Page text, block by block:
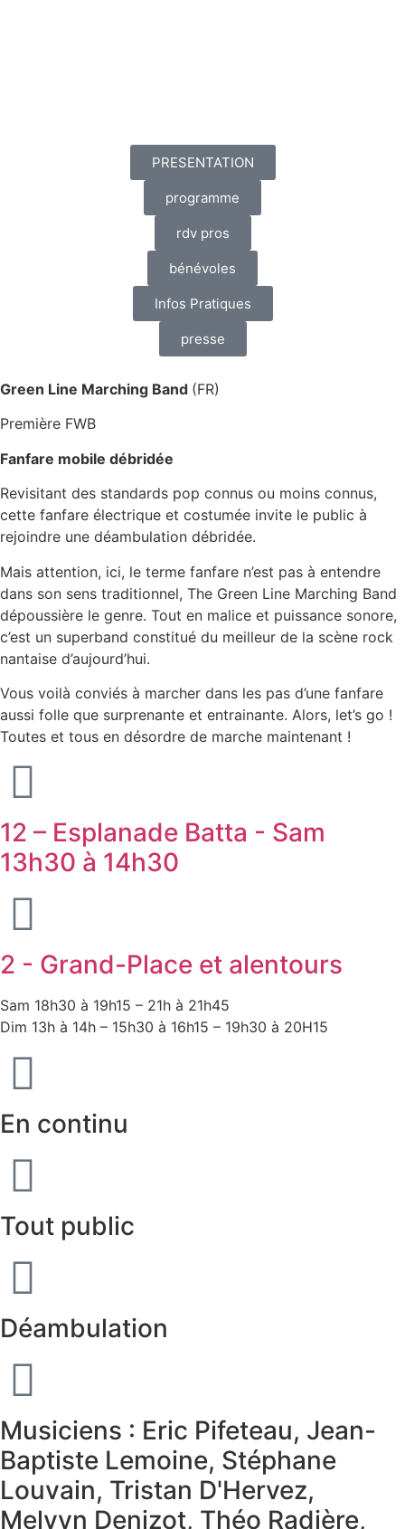
PRESENTATION
programme
rdv pros
bénévoles
Infos Pratiques
presse
Green Line Marching Band (FR)
Première FWB
Fanfare mobile débridée
Revisitant des standards pop connus ou moins connus,
cette fanfare électrique et costumée invite le public à
rejoindre une déambulation débridée.
Mais attention, ici, le terme fanfare n’est pas à entendre
dans son sens traditionnel, The Green Line Marching Band
dépoussière le genre. Tout en malice et puissance sonore,
c’est un superband constitué du meilleur de la scène rock
nantaise d’aujourd’hui.
Vous voilà conviés à marcher dans les pas d’une fanfare
aussi folle que surprenante et entrainante. Alors, let’s go !
Toutes et tous en désordre de marche maintenant !
12 – Esplanade Batta - Sam
13h30 à 14h30
2 - Grand-Place et alentours
Sam 18h30 à 19h15 – 21h à 21h45
Dim 13h à 14h – 15h30 à 16h15 – 19h30 à 20H15
En continu
Tout public
Déambulation
Musiciens : Eric Pifeteau, Jean-
Baptiste Lemoine, Stéphane
Louvain, Tristan D'Hervez,
Melvyn Denizot, Théo Radière,